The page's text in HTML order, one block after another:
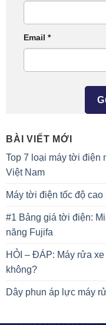
Email *
BÀI VIẾT MỚI
Top 7 loại máy tời điện
Việt Nam
Máy tời điện tốc độ
#1 Bảng giá tời điện:
năng Fujifa
HỎI – ĐÁP: Máy rửa
không?
Dây phun áp lực máy